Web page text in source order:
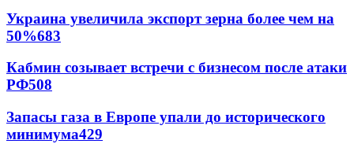
Украина увеличила экспорт зерна более чем на
50%683
Кабмин созывает встречи с бизнесом после атаки
РФ508
Запасы газа в Европе упали до исторического
минимума429